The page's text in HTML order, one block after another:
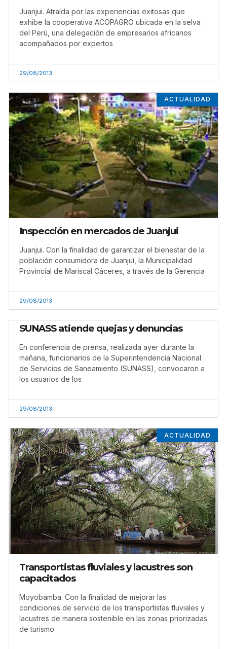
Juanjui. Atraída por las experiencias exitosas que
exhibe la cooperativa ACOPAGRO ubicada en la selva
del Perú, una delegación de empresarios africanos
acompañados por expertos
29/08/2013
ACTUALIDAD
Inspección en mercados de Juanjui
Juanjui. Con la finalidad de garantizar el bienestar de la
población consumidora de Juanjuí, la Municipalidad
Provincial de Mariscal Cáceres, a través de la Gerencia
29/08/2013
SUNASS atiende quejas y denuncias
En conferencia de prensa, realizada ayer durante la
mañana, funcionarios de la Superintendencia Nacional
de Servicios de Saneamiento (SUNASS), convocaron a
los usuarios de los
29/08/2013
ACTUALIDAD
Transportistas fluviales y lacustres son
capacitados
Moyobamba. Con la finalidad de mejorar las
condiciones de servicio de los transportistas fluviales y
lacustres de manera sostenible en las zonas priorizadas
de turismo